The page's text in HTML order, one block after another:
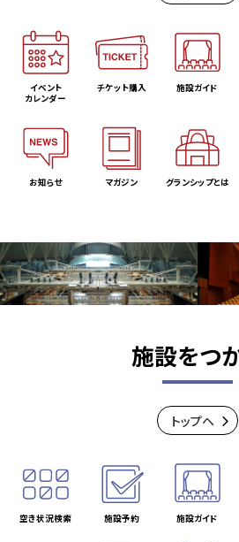
イベント
カレンダー
チケット購入 施設ガイド
お知らせ マガジン グランシップとは
施設をつ
トップヘ
空き状況検索 施設予約 施設ガイド